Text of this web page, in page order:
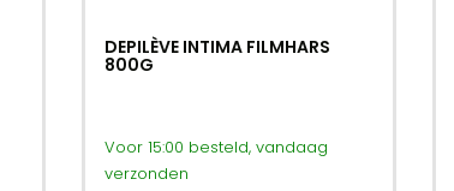
DEPILÈVE INTIMA FILMHARS
800G
Voor 15:00 besteld, vandaag
verzonden